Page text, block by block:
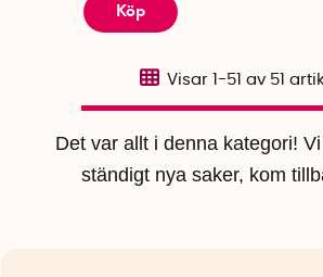
Köp
Det var allt i denna kategori!
ständigt nya saker, kom
Visar 1-51 av 51